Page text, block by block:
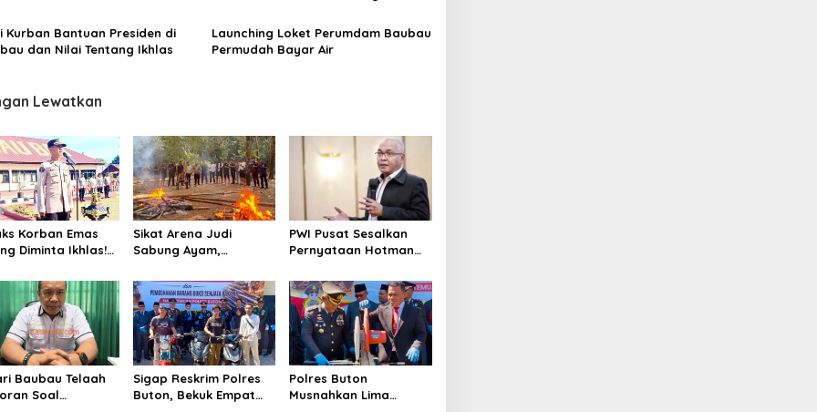
Kurban Bantuan Presiden di
dan Nilai Tentang Ikhlas
Launching Loket Perumdam Baubau
Permudah Bayar Air
Lewatkan
Korban Emas
Diminta Ikhlas!
Propam
Sikat Arena Judi
Sabung Ayam,
Tegaskan Tak Ada
Ruang Bagi Perjudian
PWI Pusat Sesalkan
Pernyataan Hotman
Martabat Wartawan
dan Kemerdekaan Pers
Baubau Telaah
Soal
Sigap Reskrim Polres
Buton, Bekuk Empat
Polres Buton
Musnahkan Lima